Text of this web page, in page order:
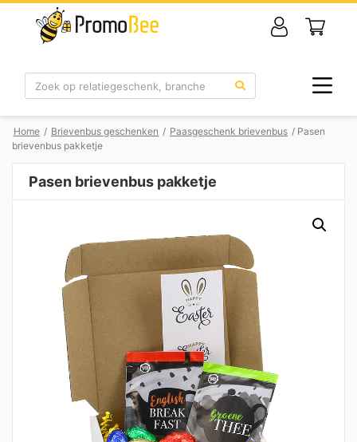
Zoek
Home / Brievenbus geschenken / Paasgeschenk brievenbus / Pasen
brievenbus pakketje
Pasen brievenbus pakketje